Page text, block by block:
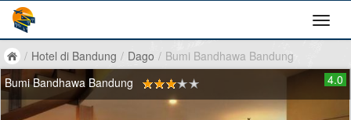
/ Hotel di Bandung / Dago / Bumi Bandhawa Bandung
Bumi Bandhawa Bandung
4.0